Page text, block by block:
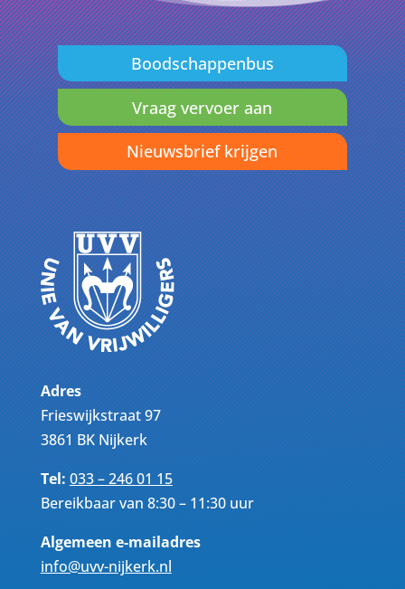
Boodschappenbus
Vraag vervoer aan
Nieuwsbrief krijgen
Adres
Frieswijkstraat 97
3861 BK Nijkerk
Tel:033 – 246 01 15
Bereikbaar van 8:30 – 11:30 uur
Algemeen e-mailadres
info@uvv-nijkerk.nl